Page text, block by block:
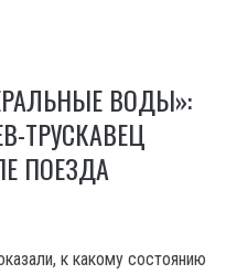
ВОДЫ»:
ТРУСКАВЕЦ
ПОЕЗДА
к какому состоянию